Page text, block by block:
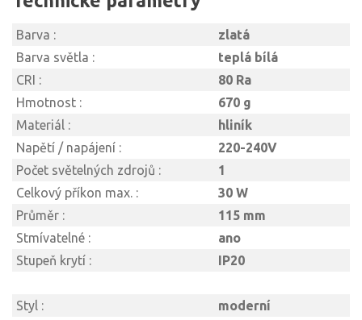
Barva :
zlatá
Barva světla :
teplá bílá
CRI :
80 Ra
Hmotnost :
670 g
Materiál :
hliník
Napětí / napájení :
220-240V
Počet světelných zdrojů :
1
Celkový příkon max. :
30 W
Průměr :
115 mm
Stmívatelné :
ano
Stupeň krytí :
IP20
Styl :
moderní